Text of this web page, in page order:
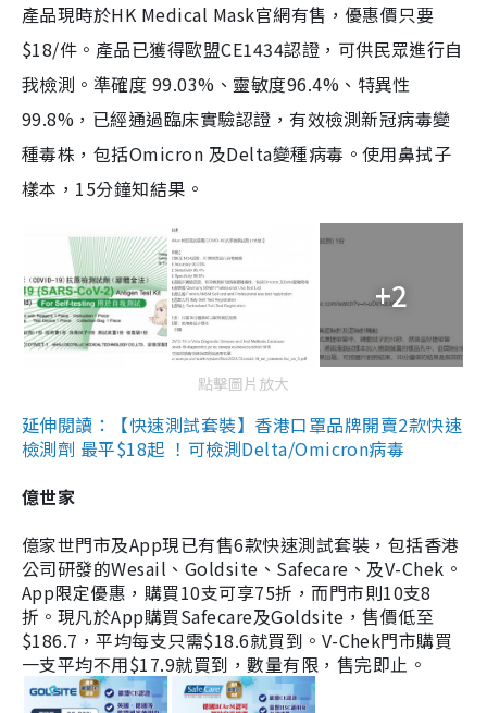
產品現時於HK Medical Mask官網有售，優惠價只要
$18/件。產品已獲得歐盟CE1434認證，可供民眾進行自
我檢測。準確度 99.03%、靈敏度96.4%、特異性
99.8%，已經通過臨床實驗認證，有效檢測新冠病毒變
種毒株，包括Omicron 及Delta變種病毒。使用鼻拭子
樣本，15分鐘知結果。
+2
點擊圖片放大
延伸閱讀：【快速測試套裝】香港口罩品牌開賣2款快速
檢測劑 最平$18起 ！可檢測Delta/Omicron病毒
億世家
億家世門市及App現已有售6款快速測試套裝，包括香港
公司研發的Wesail、Goldsite、Safecare、及V-Chek。
App限定優惠，購買10支可享75折，而門市則10支8
折。現凡於App購買Safecare及Goldsite，售價低至
$186.7，平均每支只需$18.6就買到。V-Chek門市購買
一支平均不用$17.9就買到，數量有限，售完即止。